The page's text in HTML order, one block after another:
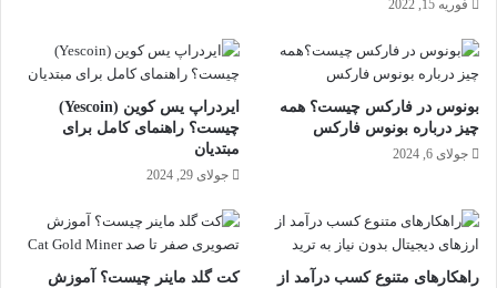
فوریه 15, 2022
بونوس در فارکس چیست؟ همه
چیز درباره بونوس فارکس
جولای 6, 2024
ایردراپ یس کوین (Yescoin)
چیست؟ راهنمای کامل برای
مبتدیان
جولای 29, 2024
راهکارهای متنوع کسب درآمد از
کت گلد ماینر چیست؟ آموزش